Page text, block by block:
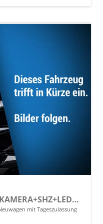
N-Line Prime 4WD+NAVI+KAMERA+SHZ+LED+19''ALU+PDC
mit Tageszulassung